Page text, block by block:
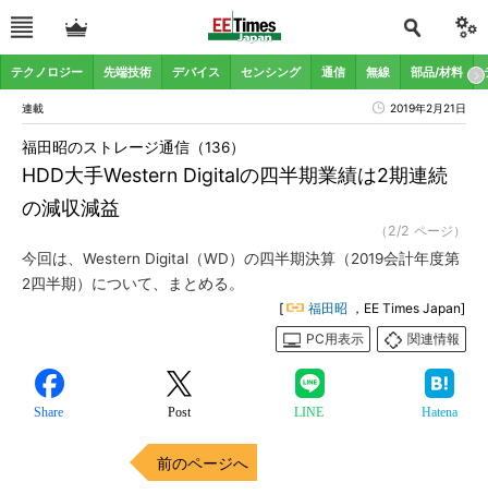
テクノロジー 先端技術 デバイス センシング 通信 無線 部品/材料
連載 2019年2月21日
HDD大手Western Digitalの四半期業績は2期連続
の減収減益
福田昭のストレージ通信（136）
（2/2 ページ）
今回は、Western Digital（WD）の四半期決算（2019会計年度第
2四半期）について、まとめる。
[ 福田昭 ，EE Times Japan]
PC用表示
関連情報
Share Post LINE Hatena
前のページへ